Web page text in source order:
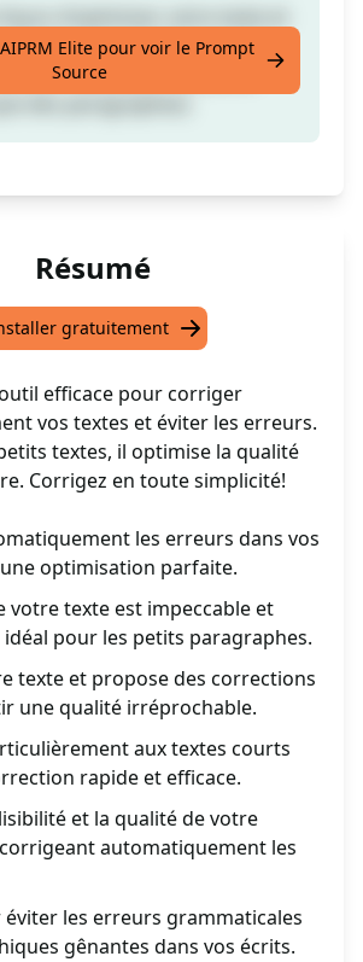
de ne commettre aucune
mieux pour les petits
Elite pour voir le Prompt
Source
Résumé
gratuitement
efficace pour corriger
vos textes et éviter les erreurs.
textes, il optimise la qualité
Corrigez en toute simplicité!
les erreurs dans vos
optimisation parfaite.
votre texte est impeccable et
pour les petits paragraphes.
texte et propose des corrections
une qualité irréprochable.
aux textes courts
rapide et efficace.
et la qualité de votre
automatiquement les
les erreurs grammaticales
gênantes dans vos écrits.